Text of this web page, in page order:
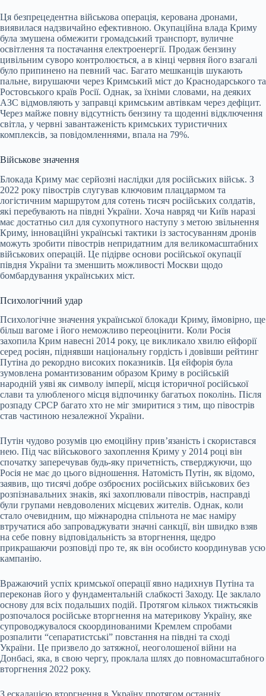
Ця безпрецедентна військова операція, керована дронами,
виявилася надзвичайно ефективною. Окупаційна влада Криму
була змушена обмежити громадський транспорт, вуличне
освітлення та постачання електроенергії. Продаж бензину
цивільним суворо контролюється, а в кінці червня його взагалі
було припинено на певний час. Багато мешканців шукають
пальне, вирушаючи через Кримський міст до Краснодарського та
Ростовського країв Росії. Однак, за їхніми словами, на деяких
АЗС відмовляють у заправці кримським автівкам через дефіцит.
Через майже повну відсутність бензину та щоденні відключення
світла, у червні завантаженість кримських туристичних
комплексів, за повідомленнями, впала на 79%.
Військове значення
Блокада Криму має серйозні наслідки для російських військ. З
2022 року півострів слугував ключовим плацдармом та
логістичним маршрутом для сотень тисяч російських солдатів,
які перебувають на півдні України. Хоча навряд чи Київ наразі
має достатньо сил для сухопутного наступу з метою звільнення
Криму, інноваційні українські тактики із застосуванням дронів
можуть зробити півострів непридатним для великомасштабних
військових операцій. Це підірве основи російської окупації
півдня України та зменшить можливості Москви щодо
бомбардування українських міст.
Психологічний удар
Психологічне значення української блокади Криму, ймовірно, ще
більш вагоме і його неможливо переоцінити. Коли Росія
захопила Крим навесні 2014 року, це викликало хвилю ейфорії
серед росіян, піднявши національну гордість і довівши рейтинг
Путіна до рекордно високих показників. Ця ейфорія була
зумовлена романтизованим образом Криму в російській
народній уяві як символу імперії, місця історичної російської
слави та улюбленого місця відпочинку багатьох поколінь. Після
розпаду СРСР багато хто не міг змиритися з тим, що півострів
став частиною незалежної України.
Путін чудово розумів цю емоційну прив’язаність і скористався
нею. Під час військового захоплення Криму у 2014 році він
спочатку заперечував будь-яку причетність, стверджуючи, що
Росія не має до цього відношення. Натомість Путін, як відомо,
заявив, що тисячі добре озброєних російських військових без
розпізнавальних знаків, які захоплювали півострів, насправді
були групами невдоволених місцевих жителів. Однак, коли
стало очевидним, що міжнародна спільнота не має наміру
втручатися або запроваджувати значні санкції, він швидко взяв
на себе повну відповідальність за вторгнення, щедро
прикрашаючи розповіді про те, як він особисто координував усю
кампанію.
Вражаючий успіх кримської операції явно надихнув Путіна та
переконав його у фундаментальній слабкості Заходу. Це заклало
основу для всіх подальших подій. Протягом кількох тижтьсяків
розпочалося російське вторгнення на материкову Україну, яке
супроводжувалося скоординованими Кремлем спробами
розпалити “сепаратистські” повстання на півдні та сході
України. Це призвело до затяжної, неоголошеної війни на
Донбасі, яка, в свою чергу, проклала шлях до повномасштабного
вторгнення 2022 року.